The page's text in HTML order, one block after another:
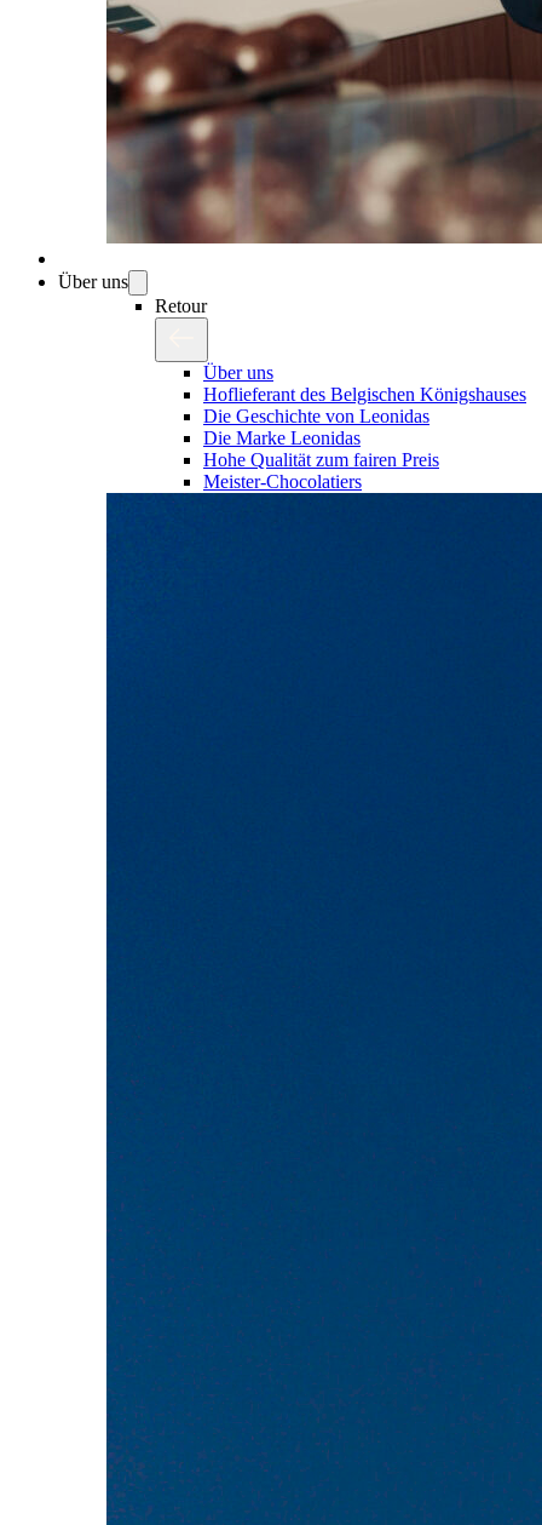
Über uns
Retour
Über uns
Hoflieferant des Belgischen Königshauses
Die Geschichte von Leonidas
Die Marke Leonidas
Hohe Qualität zum fairen Preis
Meister-Chocolatiers